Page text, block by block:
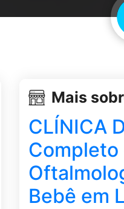
Mais
CLÍNICA
Completo
Bebê em